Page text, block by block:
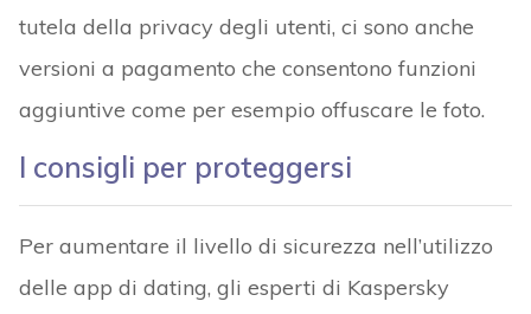
tutela della privacy degli utenti, ci sono anche
versioni a pagamento che consentono funzioni
aggiuntive come per esempio offuscare le foto.
I consigli per proteggersi
Per aumentare il livello di sicurezza nell’utilizzo
delle app di dating, gli esperti di Kaspersky